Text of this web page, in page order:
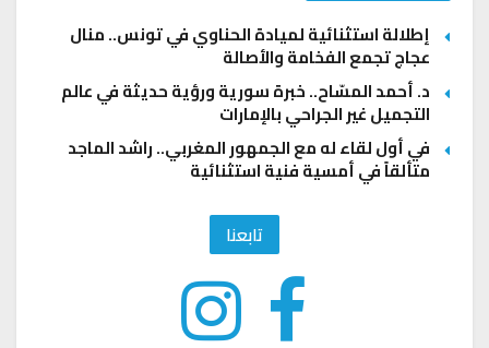
إطلالة استثنائية لميادة الحناوي في تونس.. منال
عجاج تجمع الفخامة والأصالة
د. أحمد المسّاح.. خبرة سورية ورؤية حديثة في عالم
التجميل غير الجراحي بالإمارات
في أول لقاء له مع الجمهور المغربي.. راشد الماجد
متألقاً في أمسية فنية استثنائية
تابعنا